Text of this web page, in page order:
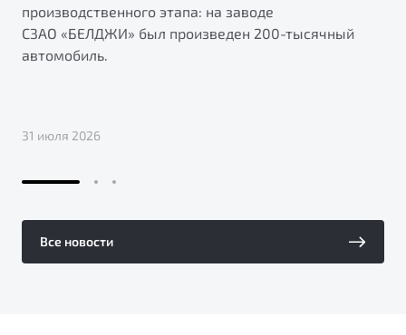
производственного этапа: на заводе
СЗАО «БЕЛДЖИ» был произведен 200-тысячный
автомобиль.
31 июля 2026
Все новости